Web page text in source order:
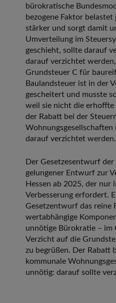
bürokratische
bezogene Faktor
stärker und sorgt damit
Umverteilung im
geschieht, sollte darauf
darauf verzichtet
Grundsteuer C für
Baulandsteuer ist in der
gescheitert und musste
weil sie nicht die
der Rabatt bei der
darauf verzichtet werden.
Der Gesetzesentwurf
gelungener Entwurf zur
Hessen ab 2025, der nur
Verbesserung erfordert.
Gesetzentwurf das reine
wertabhängige
unnötige Bürokratie – im
Verzicht auf die
zu begrüßen. Der Rabatt
kommunale
unnötig: darauf sollte